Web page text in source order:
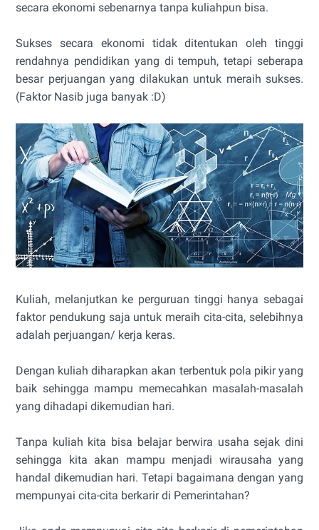
secara ekonomi sebenarnya tanpa kuliahpun bisa.
Sukses secara ekonomi tidak ditentukan oleh tinggi
rendahnya pendidikan yang di tempuh, tetapi seberapa
besar perjuangan yang dilakukan untuk meraih sukses.
(Faktor Nasib juga banyak :D)
Kuliah, melanjutkan ke perguruan tinggi hanya sebagai
faktor pendukung saja untuk meraih cita-cita, selebihnya
adalah perjuangan/ kerja keras.
Dengan kuliah diharapkan akan terbentuk pola pikir yang
baik sehingga mampu memecahkan masalah-masalah
yang dihadapi dikemudian hari.
Tanpa kuliah kita bisa belajar berwira usaha sejak dini
sehingga kita akan mampu menjadi wirausaha yang
handal dikemudian hari. Tetapi bagaimana dengan yang
mempunyai cita-cita berkarir di Pemerintahan?